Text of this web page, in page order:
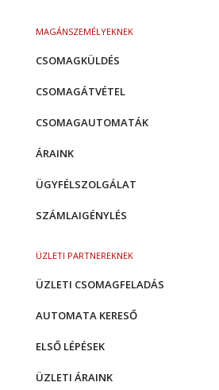
MAGÁNSZEMÉLYEKNEK
CSOMAGKÜLDÉS
CSOMAGÁTVÉTEL
CSOMAGAUTOMATÁK
ÁRAINK
ÜGYFÉLSZOLGÁLAT
SZÁMLAIGÉNYLÉS
ÜZLETI PARTNEREKNEK
ÜZLETI CSOMAGFELADÁS
AUTOMATA KERESŐ
ELSŐ LÉPÉSEK
ÜZLETI ÁRAINK